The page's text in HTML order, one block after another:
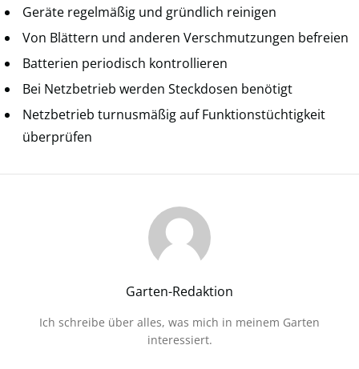
Geräte regelmäßig und gründlich reinigen
Von Blättern und anderen Verschmutzungen befreien
Batterien periodisch kontrollieren
Bei Netzbetrieb werden Steckdosen benötigt
Netzbetrieb turnusmäßig auf Funktionstüchtigkeit
überprüfen
Garten-Redaktion
Ich schreibe über alles, was mich in meinem Garten
interessiert.